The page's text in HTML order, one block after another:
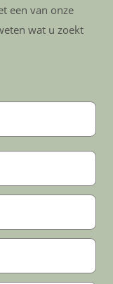
een van onze
wat u zoekt